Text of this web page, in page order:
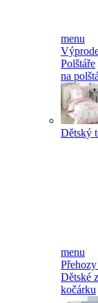
menu
Polštáře
na
Dětský
menu
Dětské
kočárku